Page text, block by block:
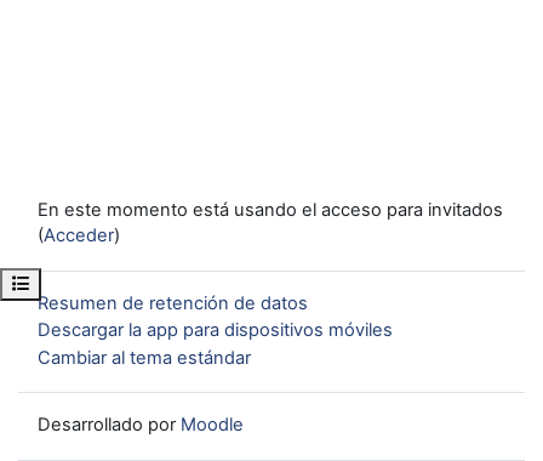
Abrir índice del curso
En este momento está usando el acceso para invitados
(Acceder)
Resumen de retención de datos
Descargar la app para dispositivos móviles
Cambiar al tema estándar
Desarrollado por Moodle